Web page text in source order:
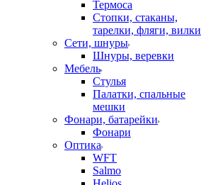
Термоса
Стопки, стаканы,
тарелки, фляги, вилки
Сети, шнуры
Шнуры, веревки
Мебель
Стулья
Палатки, спальные
мешки
Фонари, батарейки
Фонари
Оптика
WFT
Salmo